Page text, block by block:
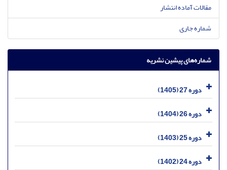
مقالات آماده انتشار
شماره جاری
شماره‌های پیشین نشریه
دوره 27 (1405)
دوره 26 (1404)
دوره 25 (1403)
دوره 24 (1402)